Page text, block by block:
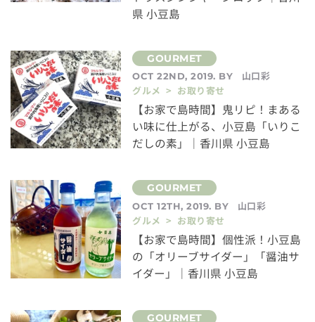
県 小豆島
OCT 22ND, 2019. BY
山口彩
グルメ > お取り寄せ
【お家で島時間】鬼リピ！まある
い味に仕上がる、小豆島「いりこ
だしの素」｜香川県 小豆島
OCT 12TH, 2019. BY
山口彩
グルメ > お取り寄せ
【お家で島時間】個性派！小豆島
の「オリーブサイダー」「醤油サ
イダー」｜香川県 小豆島